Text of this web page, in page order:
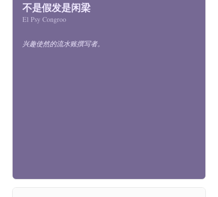
不是假发是闲梁
El Psy Congroo
兴趣使然的流水账撰写者。